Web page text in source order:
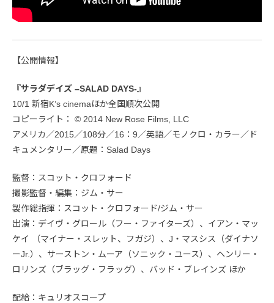
【公開情報】
『サラダデイズ –SALAD DAYS-』
10/1 新宿K’s cinemaほか全国順次公開
コピーライト： © 2014 New Rose Films, LLC
アメリカ／2015／108分／16：9／英語／モノクロ・カラー／ド
キュメンタリー／原題：Salad Days
監督：スコット・クロフォード
撮影監督・編集：ジム・サー
製作総指揮：スコット・クロフォード/ジム・サー
出演：デイヴ・グロール（フー・ファイターズ）、イアン・マッ
ケイ （マイナー・スレット、フガジ）、J・マスシス（ダイナソ
ーJr.）、サーストン・ムーア（ソニック・ユース）、ヘンリー・
ロリンズ（ブラッグ・フラッグ）、バッド・ブレインズ ほか
配給：キュリオスコープ